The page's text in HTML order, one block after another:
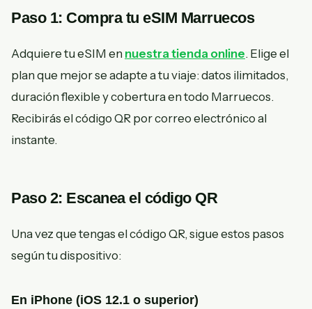
Paso 1: Compra tu eSIM Marruecos
Adquiere tu eSIM en nuestra tienda online. Elige el
plan que mejor se adapte a tu viaje: datos ilimitados,
duración flexible y cobertura en todo Marruecos.
Recibirás el código QR por correo electrónico al
instante.
Paso 2: Escanea el código QR
Una vez que tengas el código QR, sigue estos pasos
según tu dispositivo:
En iPhone (iOS 12.1 o superior)